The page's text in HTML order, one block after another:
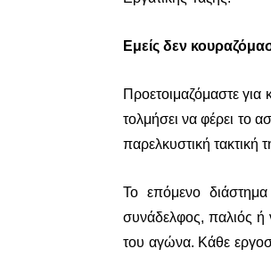
Εμείς δεν
Προετοιμαζόμαστε
τολμήσει να φέρει το
παρελκυστική τακτική
Το επόμενο
συνάδελφος, παλιός ή
του αγώνα. Κάθε